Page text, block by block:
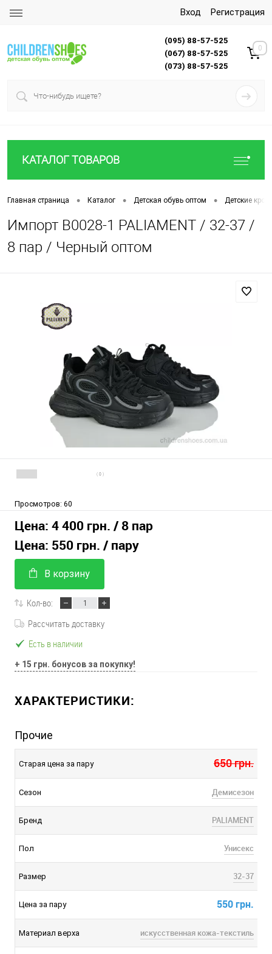
Вход Регистрация
(095) 88-57-525
(067) 88-57-525
(073) 88-57-525
0
КАТАЛОГ ТОВАРОВ
Главная страница • Каталог • Детская обувь оптом • Детские
Импорт B0028-1 PALIAMENT / 32-37 /
8 пар / Черный оптом
( 0 )
Просмотров: 60
Цена: 4 400 грн. / 8 пар
Цена: 550 грн. / пару
В корзину
Кол-во:
Рассчитать доставку
Есть в наличии
+ 15 грн. бонусов за покупку!
ХАРАКТЕРИСТИКИ:
Прочие
Старая цена за пару 650 грн.
Сезон Демисезон
Бренд PALIAMENT
Пол Унисекс
Размер 32-37
Цена за пару 550 грн.
Материал верха искусственная кожа-текстиль